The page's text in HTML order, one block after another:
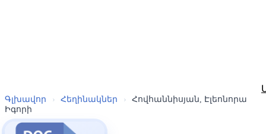
Գլխավոր › Հեղինակներ ›
Հովհաննիսյան, Էլեոնորա
Իգորի